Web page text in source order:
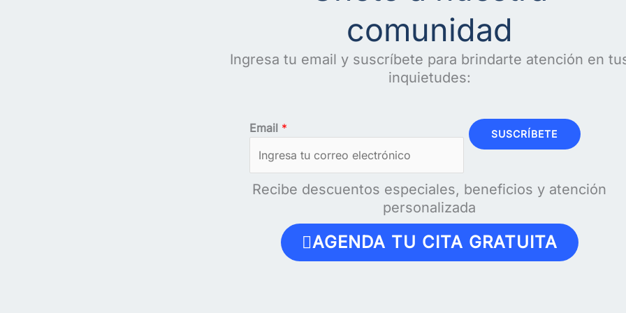
comunidad
Ingresa tu email y suscríbete para brindarte atención en
inquietudes:
Email * SUSCRÍBETE
Recibe descuentos especiales, beneficios y atención
personalizada
AGENDA TU CITA GRATUITA